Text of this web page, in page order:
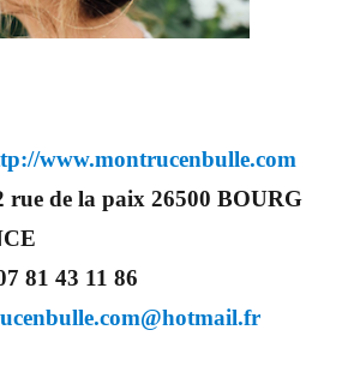
www.montrucenbulle.com
rue de la paix 26500 BOURG
81 43 11 86